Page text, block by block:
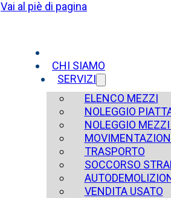
Vai al piè di pagina
CHI SIAMO
SERVIZI
ELENCO MEZZI
NOLEGGIO
NOLEGGIO
TRASPORTO
SOCCORSO
VENDITA USATO